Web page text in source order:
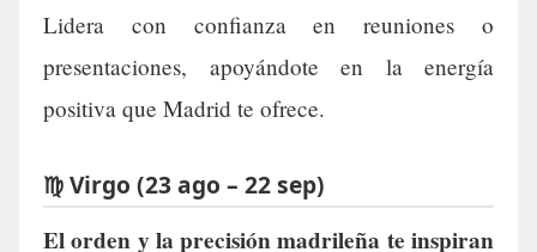
Lidera con confianza en reuniones o
presentaciones, apoyándote en la energía
positiva que Madrid te ofrece.
♍ Virgo (23 ago – 22 sep)
El orden y la precisión madrileña te inspiran